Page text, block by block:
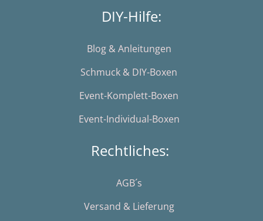
DIY-Hilfe:
Blog & Anleitungen
Schmuck & DIY-Boxen
Event-Komplett-Boxen
Event-Individual-Boxen
Rechtliches:
AGB´s
Versand & Lieferung